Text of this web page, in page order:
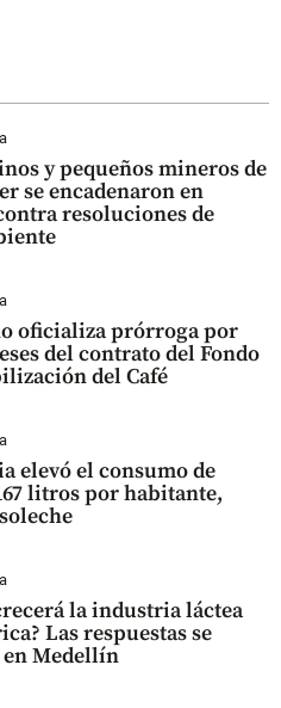
y pequeños mineros de
se encadenaron en
resoluciones de
oficializa prórroga por
del contrato del Fondo
del Café
elevó el consumo de
litros por habitante,
la industria láctea
Las respuestas se
en Medellín